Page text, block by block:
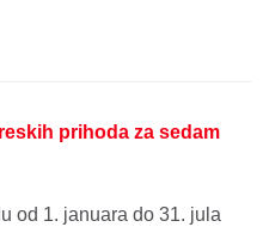
prihoda za sedam
od 1. januara do 31. jula